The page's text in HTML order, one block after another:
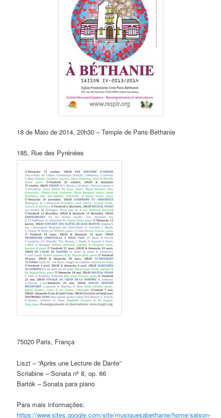
18 de Maio de 2014, 20h30 – Temple de Paris-Béthanie
185, Rue des Pyrénées
75020 Paris, França
Liszt – “Après une Lecture de Dante”
Scriabine – Sonata nº 8, op. 66
Bartók – Sonata para piano
Para mais informações:
https://www.sites.google.com/site/musiquesabethanie/home/saison-